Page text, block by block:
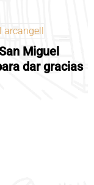
Miguel
dar gracias